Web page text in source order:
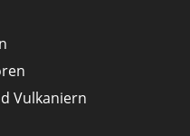
Vulkaniern